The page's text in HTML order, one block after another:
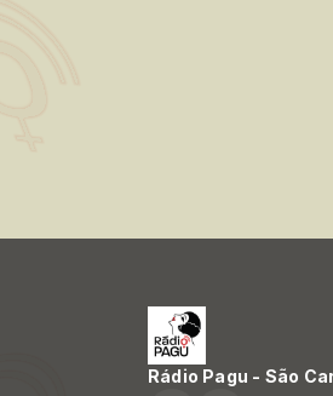
Rádio Pagu - São